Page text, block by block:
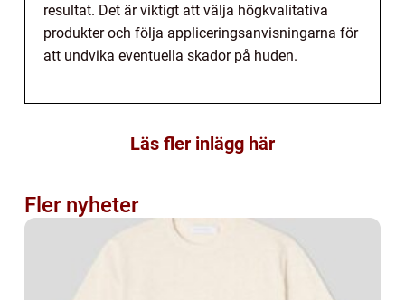
resultat. Det är viktigt att välja högkvalitativa
produkter och följa appliceringsanvisningarna för
att undvika eventuella skador på huden.
Läs fler inlägg här
Fler nyheter